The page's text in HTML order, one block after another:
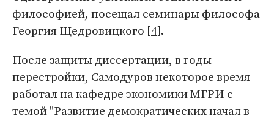
философией, посещал семинары философа
Георгия Щедровицкого [4].
После защиты диссертации, в годы
перестройки, Самодуров некоторое время
работал на кафедре экономики МГРИ с
темой "Развитие демократических начал в